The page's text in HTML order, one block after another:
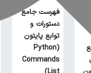
فهرست جامع
دستورات و
توابع پایتون
(Python
Commands